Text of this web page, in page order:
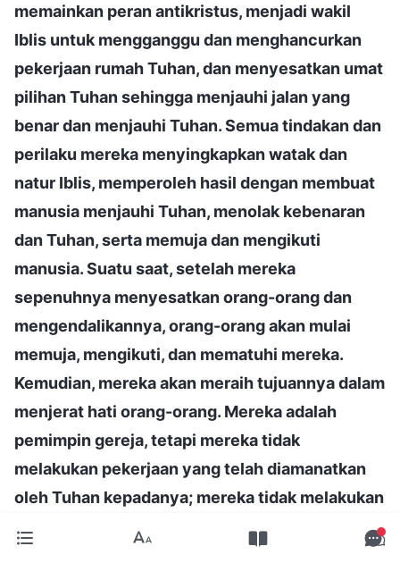
memainkan peran antikristus, menjadi wakil
Iblis untuk mengganggu dan menghancurkan
pekerjaan rumah Tuhan, dan menyesatkan umat
pilihan Tuhan sehingga menjauhi jalan yang
benar dan menjauhi Tuhan. Semua tindakan dan
perilaku mereka menyingkapkan watak dan
natur Iblis, memperoleh hasil dengan membuat
manusia menjauhi Tuhan, menolak kebenaran
dan Tuhan, serta memuja dan mengikuti
manusia. Suatu saat, setelah mereka
sepenuhnya menyesatkan orang-orang dan
mengendalikannya, orang-orang akan mulai
memuja, mengikuti, dan mematuhi mereka.
Kemudian, mereka akan meraih tujuannya dalam
menjerat hati orang-orang. Mereka adalah
pemimpin gereja, tetapi mereka tidak
melakukan pekerjaan yang telah diamanatkan
oleh Tuhan kepadanya; mereka tidak melakukan